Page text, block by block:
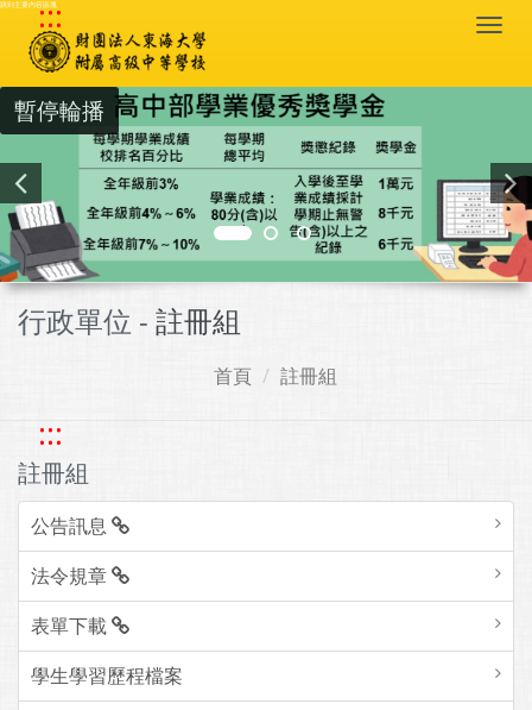
跳到主要內容區塊
:::
暫停輪播
行政單位 - 註冊組
首頁 註冊組
:::
註冊組
公告訊息
法令規章
表單下載
學生學習歷程檔案